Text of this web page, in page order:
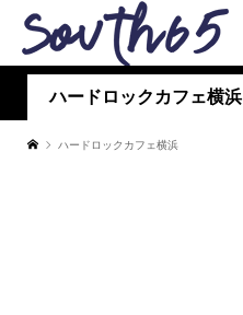
ハードロックカフェ横浜
ハードロックカフェ横浜